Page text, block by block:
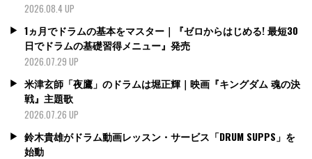
2026.08.4 UP
1ヵ月でドラムの基本をマスター｜『ゼロからはじめる! 最短30
日でドラムの基礎習得メニュー』発売
2026.07.29 UP
米津玄師「夜鷹」のドラムは堀正輝｜映画『キングダム 魂の決
戦』主題歌
2026.07.26 UP
鈴木貴雄がドラム動画レッスン・サービス「DRUM SUPPS」を
始動